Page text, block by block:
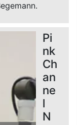
Pi
nk
Ch
an
ne
l
N